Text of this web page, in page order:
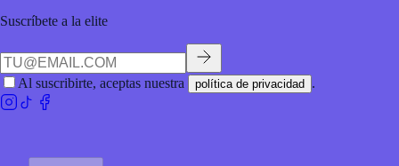
Suscríbete a la elite
Al suscribirte, aceptas nuestra política de privacidad .